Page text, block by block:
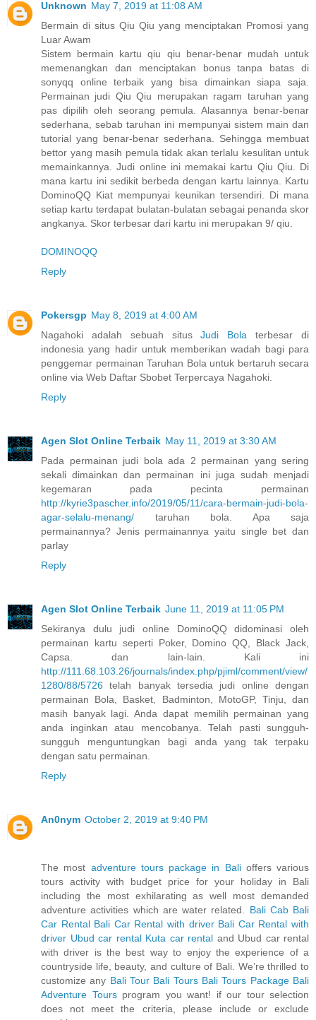
Unknown May 7, 2019 at 11:08 AM
Bermain di situs Qiu Qiu yang menciptakan Promosi yang
Luar Awam
Sistem bermain kartu qiu qiu benar-benar mudah untuk
memenangkan dan menciptakan bonus tanpa batas di
sonyqq online terbaik yang bisa dimainkan siapa saja.
Permainan judi Qiu Qiu merupakan ragam taruhan yang
pas dipilih oleh seorang pemula. Alasannya benar-benar
sederhana, sebab taruhan ini mempunyai sistem main dan
tutorial yang benar-benar sederhana. Sehingga membuat
bettor yang masih pemula tidak akan terlalu kesulitan untuk
memainkannya. Judi online ini memakai kartu Qiu Qiu. Di
mana kartu ini sedikit berbeda dengan kartu lainnya. Kartu
DominoQQ Kiat mempunyai keunikan tersendiri. Di mana
setiap kartu terdapat bulatan-bulatan sebagai penanda skor
angkanya. Skor terbesar dari kartu ini merupakan 9/ qiu.
DOMINOQQ
Reply
Pokersgp May 8, 2019 at 4:00 AM
Nagahoki adalah sebuah situsJudi Bola terbesar di
indonesia yang hadir untuk memberikan wadah bagi para
penggemar permainan Taruhan Bola untuk bertaruh secara
online via Web Daftar Sbobet Terpercaya Nagahoki.
Reply
Agen Slot Online Terbaik May 11, 2019 at 3:30 AM
Pada permainan judi bola ada 2 permainan yang sering
sekali dimainkan dan permainan ini juga sudah menjadi
kegemaran pada pecinta permainan
http://kyrie3pascher.info/2019/05/11/cara-bermain-judi-bola-
agar-selalu-menang/ taruhan bola. Apa saja
permainannya? Jenis permainannya yaitu single bet dan
parlay
Reply
Agen Slot Online Terbaik June 11, 2019 at 11:05 PM
Sekiranya dulu judi online DominoQQ didominasi oleh
permainan kartu seperti Poker, Domino QQ, Black Jack,
Capsa. dan lain-lain. Kali ini
http://111.68.103.26/journals/index.php/pjiml/comment/view/
1280/88/5726 telah banyak tersedia judi online dengan
permainan Bola, Basket, Badminton, MotoGP, Tinju, dan
masih banyak lagi. Anda dapat memilih permainan yang
anda inginkan atau mencobanya. Telah pasti sungguh-
sungguh menguntungkan bagi anda yang tak terpaku
dengan satu permainan.
Reply
An0nym October 2, 2019 at 9:40 PM
The most adventure tours package in Balioffers various
tours activity with budget price for your holiday in Bali
including the most exhilarating as well most demanded
adventure activities which are water related. Bali Cab Bali
Car Rental Bali Car Rental with driver Bali Car Rental with
driver Ubud car rental Kuta car rental and Ubud car rental
with driver is the best way to enjoy the experience of a
countryside life, beauty, and culture of Bali. We’re thrilled to
customize any Bali Tour Bali Tours Bali Tours Package Bali
Adventure Toursprogram you want! if our tour selection
does not meet the criteria, please include or exclude